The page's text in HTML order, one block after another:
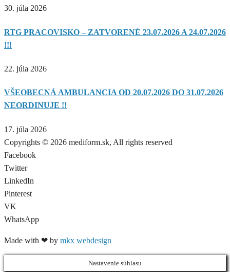
30. júla 2026
RTG PRACOVISKO – ZATVORENÉ 23.07.2026 A 24.07.2026
!!!
22. júla 2026
VŠEOBECNÁ AMBULANCIA OD 20.07.2026 DO 31.07.2026
NEORDINUJE !!
17. júla 2026
Copyrights © 2026 mediform.sk, All rights reserved​
Facebook
Twitter
LinkedIn
Pinterest
VK
WhatsApp
Made with ❤ by mkx webdesign
Nastavenie súhlasu